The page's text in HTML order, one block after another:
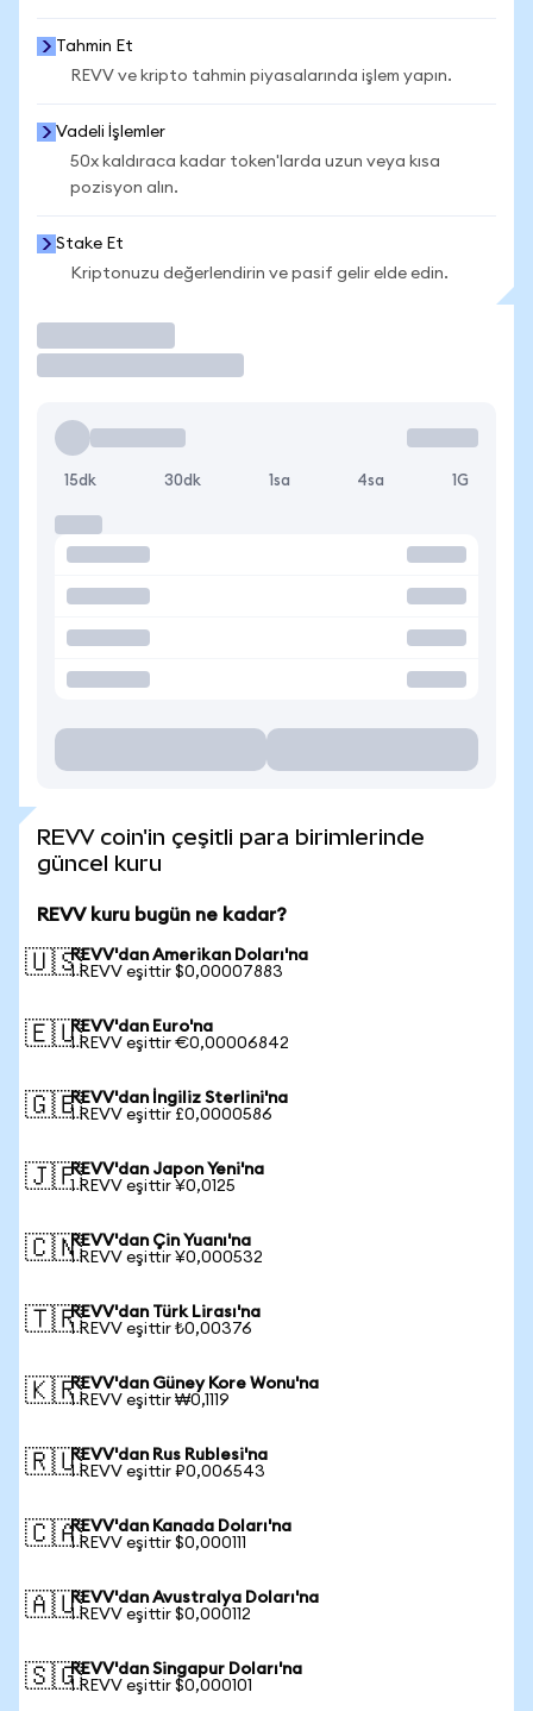
Tahmin Et
REVV ve kripto tahmin piyasalarında işlem yapın.
Vadeli İşlemler
50x kaldıraca kadar token'larda uzun veya kısa
pozisyon alın.
Stake Et
Kriptonuzu değerlendirin ve pasif gelir elde edin.
15dk 30dk 1sa 4sa 1G
REVV coin'in çeşitli para birimlerinde
güncel kuru
REVV kuru bugün ne kadar?
🇺🇸REVV'dan Amerikan Doları'na
1 REVV eşittir $0,00007883
🇪🇺REVV'dan Euro'na
1 REVV eşittir €0,00006842
🇬🇧REVV'dan İngiliz Sterlini'na
1 REVV eşittir £0,0000586
🇯🇵REVV'dan Japon Yeni'na
1 REVV eşittir ¥0,0125
🇨🇳REVV'dan Çin Yuanı'na
1 REVV eşittir ¥0,000532
🇹🇷REVV'dan Türk Lirası'na
1 REVV eşittir ₺0,00376
🇰🇷REVV'dan Güney Kore Wonu'na
1 REVV eşittir ₩0,1119
🇷🇺REVV'dan Rus Rublesi'na
1 REVV eşittir ₽0,006543
🇨🇦REVV'dan Kanada Doları'na
1 REVV eşittir $0,000111
🇦🇺REVV'dan Avustralya Doları'na
1 REVV eşittir $0,000112
🇸🇬REVV'dan Singapur Doları'na
1 REVV eşittir $0,000101